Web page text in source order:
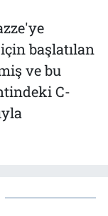
başlatılan
ve bu
C-